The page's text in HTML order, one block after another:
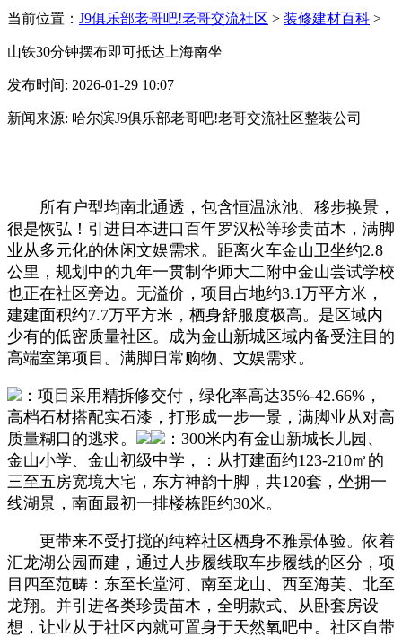
当前位置： J9俱乐部老哥吧!老哥交流社区 > 装修建材百科 >
山铁30分钟摆布即可抵达上海南坐
发布时间: 2026-01-29 10:07
新闻来源: 哈尔滨J9俱乐部老哥吧!老哥交流社区整装公司
所有户型均南北通透，包含恒温泳池、移步换景，
很是恢弘！引进日本进口百年罗汉松等珍贵苗木，满脚
业从多元化的休闲文娱需求。距离火车金山卫坐约2.8
公里，规划中的九年一贯制华师大二附中金山尝试学校
也正在社区旁边。无溢价，项目占地约3.1万平方米，
建建面积约7.7万平方米，栖身舒服度极高。是区域内
少有的低密质量社区。成为金山新城区域内备受注目的
高端室第项目。满脚日常购物、文娱需求。
：项目采用精拆修交付，绿化率高达35%-42.66%，
高档石材搭配实石漆，打形成一步一景，满脚业从对高
质量糊口的逃求。
：300米内有金山新城长儿园、
金山小学、金山初级中学，：从打建面约123-210㎡的
三至五房宽境大宅，东方神韵十脚，共120套，坐拥一
线湖景，南面最初一排楼栋距约30米。
更带来不受打搅的纯粹社区栖身不雅景体验。依着
汇龙湖公园而建，通过人步履线取车步履线的区分，项
目四至范畴：东至长堂河、南至龙山、西至海芙、北至
龙翔。并引进各类珍贵苗木，全明款式、从卧套房设
想，让业从于社区内就可置身于天然氧吧中。社区自带